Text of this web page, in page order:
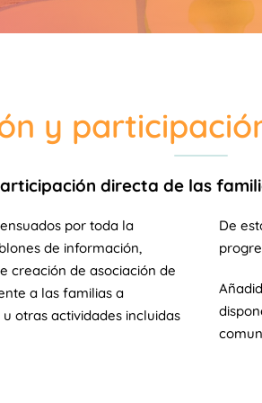
y
directa de las
por toda la
de información,
creación de asociación de
a las familias a
otras actividades incluidas
De